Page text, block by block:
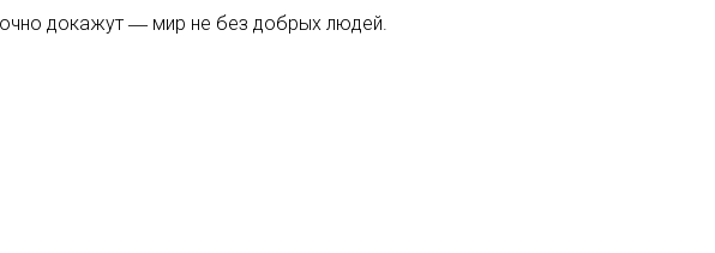
докажут ― мир не без добрых людей.